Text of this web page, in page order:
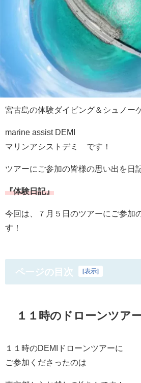
宮古島の体験ダイビング＆シュノー
marine assist DEMI
マリンアシストデミ です！
ツアーにご参加の皆様の思い出を日
『体験日記』
今回は、７月５日のツアーにご参加
す！
ページの目次 [表示]
１１時のドローンツア
１１時のDEMIドローンツアーに
ご参加くださったのは